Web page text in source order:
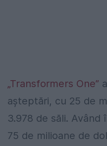
„Transformers One”
aşteptări, cu 25 de
3.978 de săli.
75 de milioane de